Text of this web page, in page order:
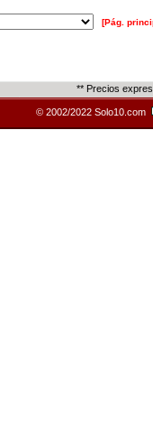
[Pág.
** Precios
© 2002/2022 Solo10.com